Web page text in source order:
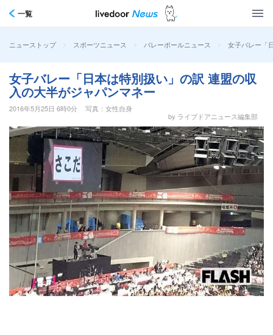
一覧
ニューストップ > スポーツニュース > バレーボールニュース > 女子バレー「
女子バレー「日本は特別扱い」の訳 連盟の収
入の大半がジャパンマネー
2016年5月25日 6時0分
写真：女性自身
by ライブドアニュース編集部